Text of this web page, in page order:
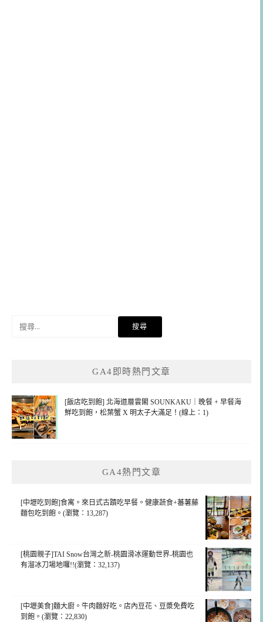
GA4即時熱門文章
[飯店吃到飽] 北海道層雲閣 SOUNKAKU｜晚餐 + 早餐海
鮮吃到飽，松葉蟹 X 明太子大滿足！(線上：1)
GA4熱門文章
[中壢吃到飽]食寓。來日式古蹟吃早餐。健康蔬食+蕃薯藤
麵包吃到飽。(瀏覽：13,287)
[桃園親子]TAI Snow台灣之新-桃園滑冰運動世界-桃園也
有溜冰刀場地囉!!(瀏覽：32,137)
[中壢美食]麵大廚。牛肉麵好吃。店內豆花、豆漿免費吃
到飽。(瀏覽：22,830)